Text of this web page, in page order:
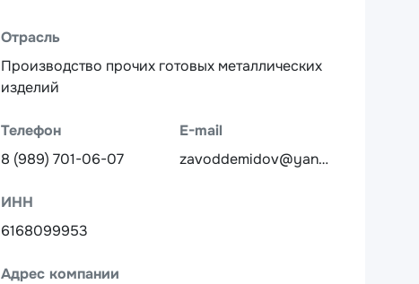
Отрасль
Производство прочих готовых металлических
изделий
Телефон
8 (989) 701-06-07
E-mail
zavoddemidov@yandex.ru
ИНН
6168099953
Адрес компании